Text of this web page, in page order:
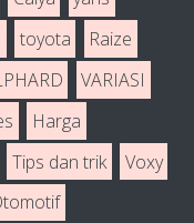
toyota
Raize
VARIASI
Harga
Tips dan trik
Voxy